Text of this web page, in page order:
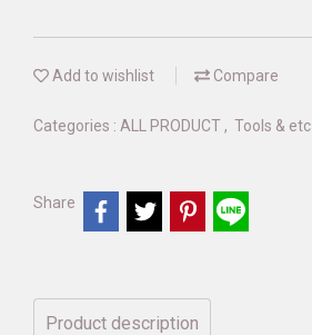
Add to wishlist Compare
Categories : ALL PRODUCT , Tools & etc
Share
Product description